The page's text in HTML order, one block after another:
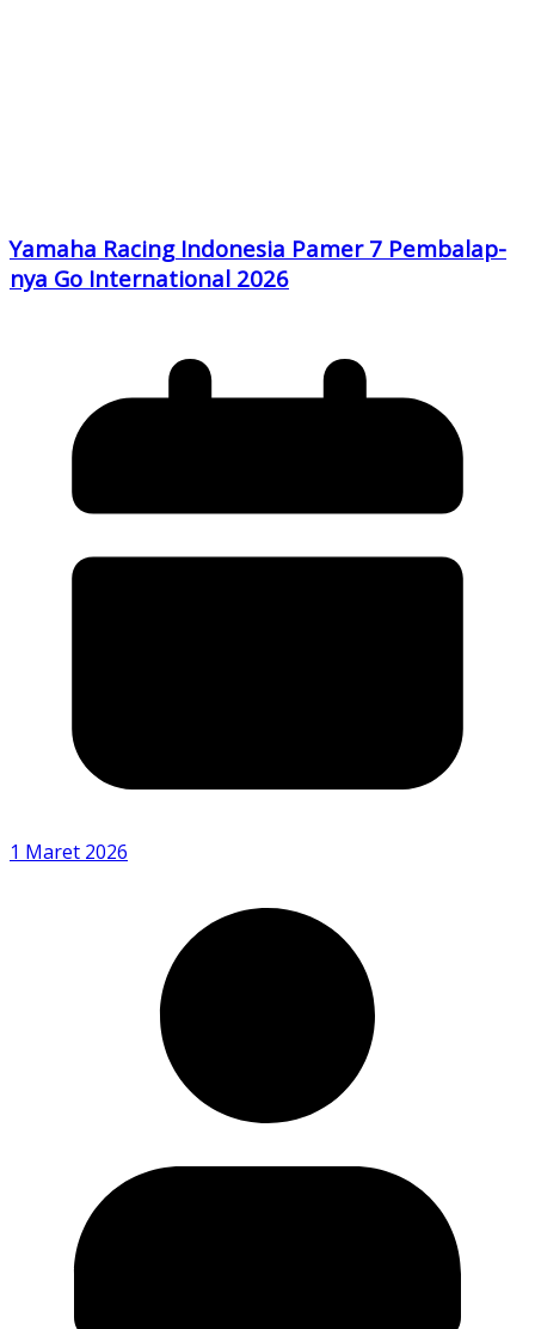
Yamaha Racing Indonesia Pamer 7 Pembalap-
nya Go International 2026
1 Maret 2026